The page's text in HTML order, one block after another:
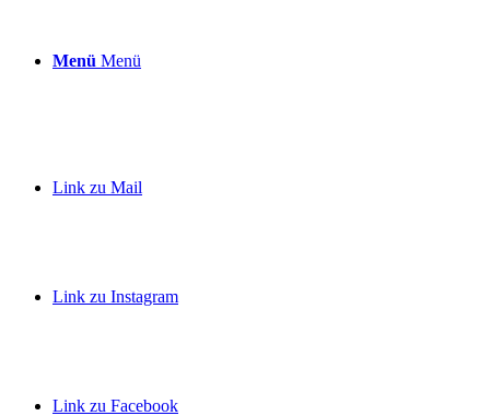
Menü Menü
Link zu Mail
Link zu Instagram
Link zu Facebook